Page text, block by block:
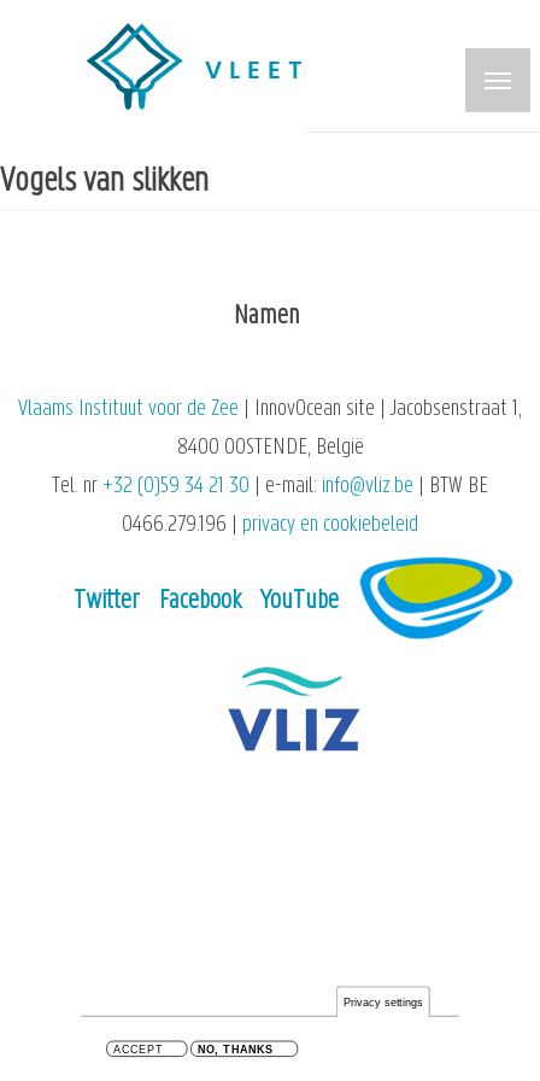
inhoud
Vogels van slikken
Namen
Vlaams Instituut voor de Zee | InnovOcean site | Jacobsenstraat 1,
8400 OOSTENDE, België
Tel. nr +32 (0)59 34 21 30 | e-mail: info@vliz.be | BTW BE
0466.279.196 | privacy en cookiebeleid
Twitter Facebook YouTube
Privacy settings
ACCEPT NO, THANKS